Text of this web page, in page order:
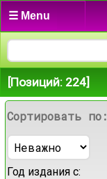
☰ Menu
[Позиций: 224]
Сортировать по:
Год издания с: